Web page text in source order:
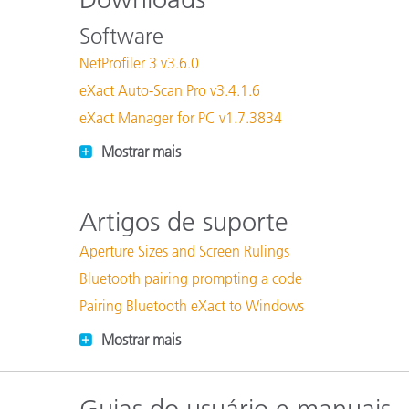
Software
NetProfiler 3 v3.6.0
eXact Auto-Scan Pro v3.4.1.6
eXact Manager for PC v1.7.3834
Mostrar mais
Artigos de suporte
Aperture Sizes and Screen Rulings
Bluetooth pairing prompting a code
Pairing Bluetooth eXact to Windows
Mostrar mais